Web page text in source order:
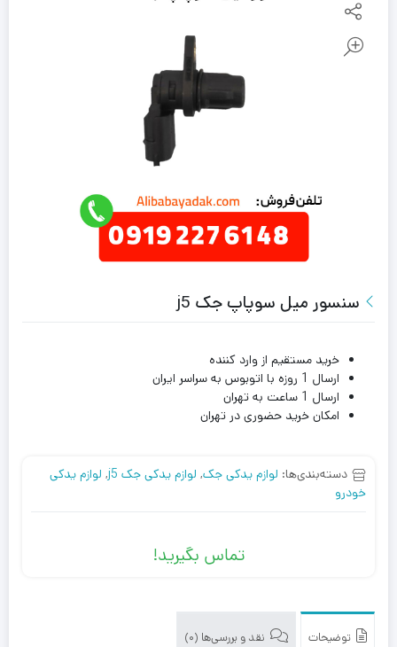
سنسور میل سوپاپ جک j5
خرید مستقیم از وارد کننده
ارسال 1 روزه با اتوبوس به سراسر ایران
ارسال 1 ساعت به تهران
امکان خرید حضوری در تهران
دسته‌بندی‌ها: لوازم یدکی جک, لوازم یدکی جک j5 , لوازم یدکی
خودرو
تماس بگیرید!
توضیحات نقد و بررسی‌ها (0)